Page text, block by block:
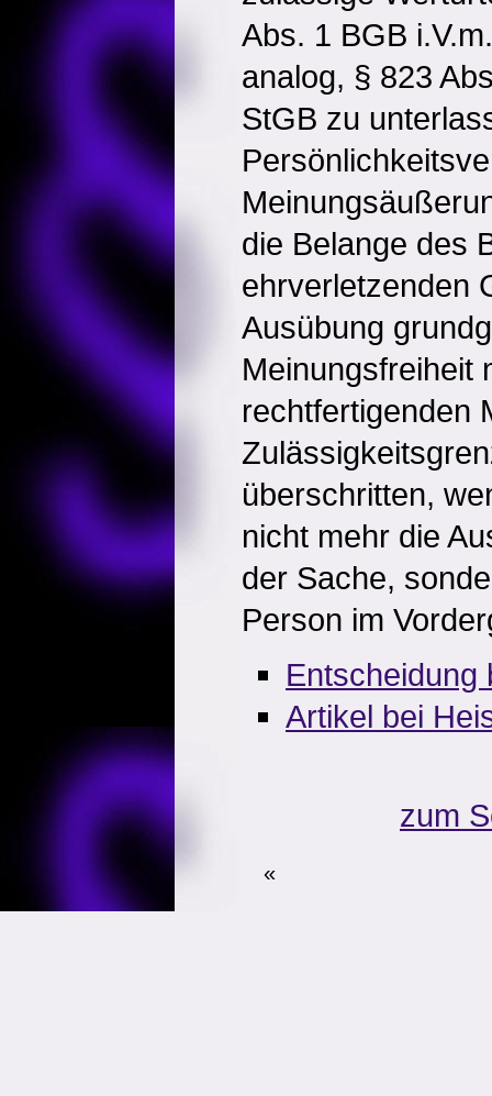
Abs. 1 BGB
analog, § 823
StGB zu
die Belange des
ehrverletzenden
Ausübung
Meinungsfreiheit
rechtfertigenden
überschritten,
nicht mehr die
der Sache,
Person im
Entscheidung
Artikel bei
zum
«